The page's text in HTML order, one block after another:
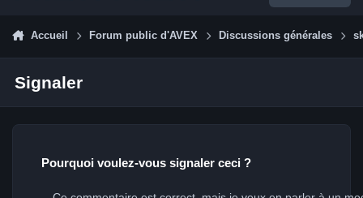
Accueil Forum public d'AVEX Discussions générales
Signaler
Pourquoi voulez-vous signaler ceci ?